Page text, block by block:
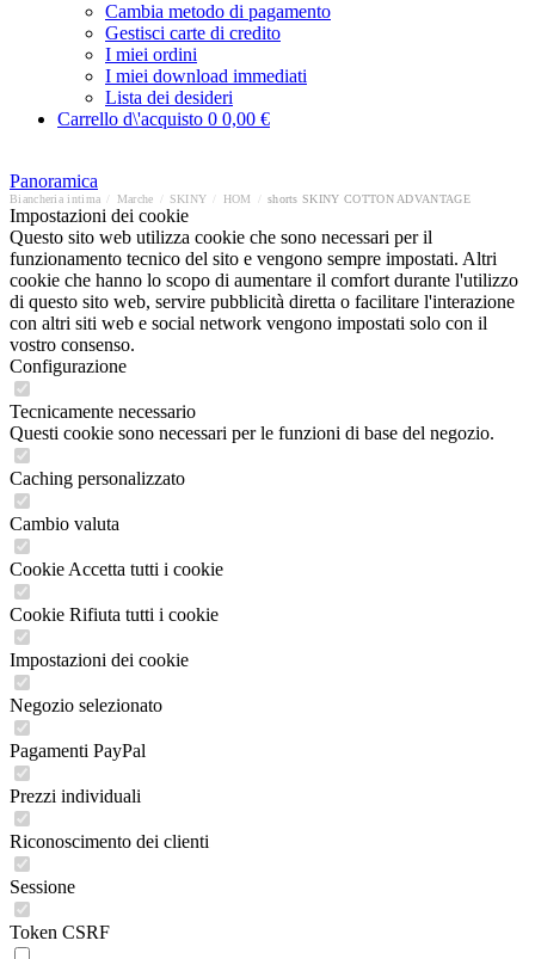
Cambia metodo di pagamento
Gestisci carte di credito
I miei ordini
I miei download immediati
Lista dei desideri
Carrello d\'acquisto 0 0,00 €
Panoramica
Biancheria intima Marche SKINY HOM shorts SKINY COTTON ADVANTAGE
Impostazioni dei cookie
Questo sito web utilizza cookie che sono necessari per il
funzionamento tecnico del sito e vengono sempre impostati. Altri
cookie che hanno lo scopo di aumentare il comfort durante l'utilizzo
di questo sito web, servire pubblicità diretta o facilitare l'interazione
con altri siti web e social network vengono impostati solo con il
vostro consenso.
Configurazione
Tecnicamente necessario
Questi cookie sono necessari per le funzioni di base del negozio.
Caching personalizzato
Cambio valuta
Cookie Accetta tutti i cookie
Cookie Rifiuta tutti i cookie
Impostazioni dei cookie
Negozio selezionato
Pagamenti PayPal
Prezzi individuali
Riconoscimento dei clienti
Sessione
Token CSRF